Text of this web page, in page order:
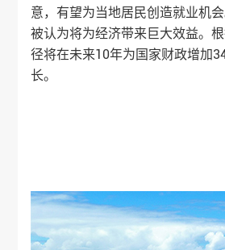
意，有望为当地居民创造就业机
被认为将为经济带来巨大效益。
径将在未来10年为国家财政增加
长。